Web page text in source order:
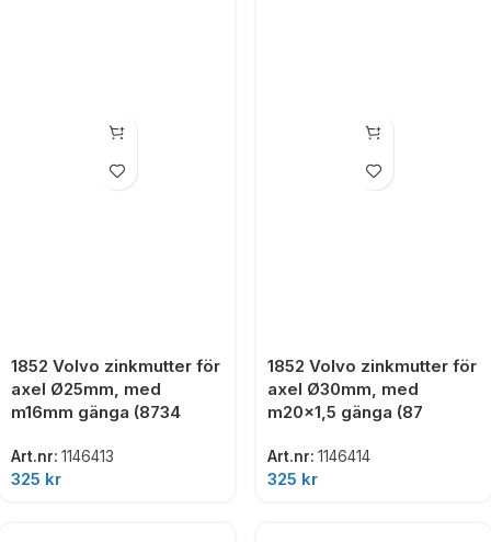
1852 Volvo zinkmutter för
axel Ø25mm, med
m16mm gänga (8734
Art.nr: 1146413
325 kr
1852 Volvo zinkmutter för
axel Ø30mm, med
m20x1,5 gänga (87
Art.nr: 1146414
325 kr